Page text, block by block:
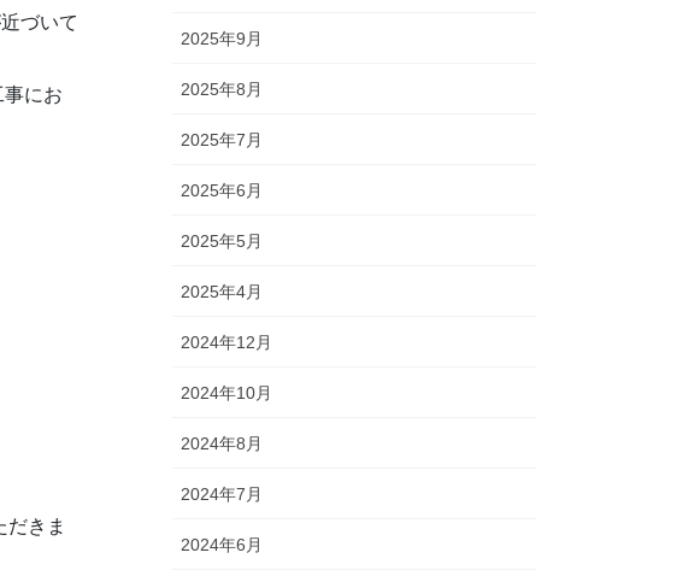
づいて
にお
きま
2025年9月
2025年8月
2025年7月
2025年6月
2025年5月
2025年4月
2024年12月
2024年10月
2024年8月
2024年7月
2024年6月